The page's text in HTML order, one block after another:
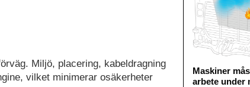
Miljö, placering, kabeldragning
vilket minimerar osäkerheter
Maskiner
arbete under